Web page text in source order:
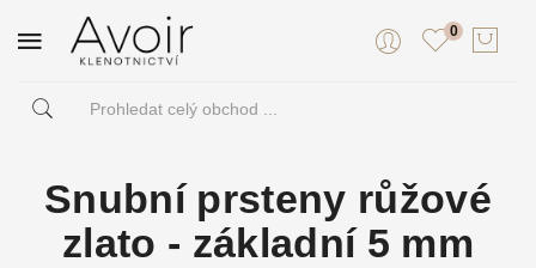
0
Snubní prsteny růžové
zlato - základní 5 mm